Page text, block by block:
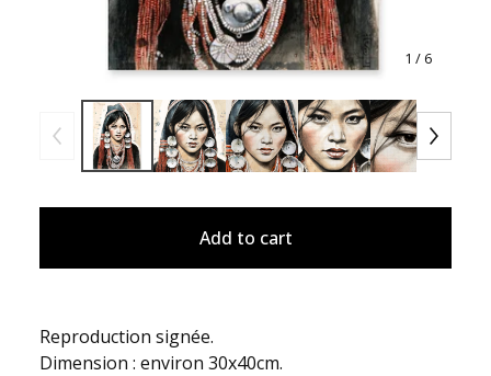
1 / 6
Add to cart
Reproduction signée.
Dimension : environ 30x40cm.